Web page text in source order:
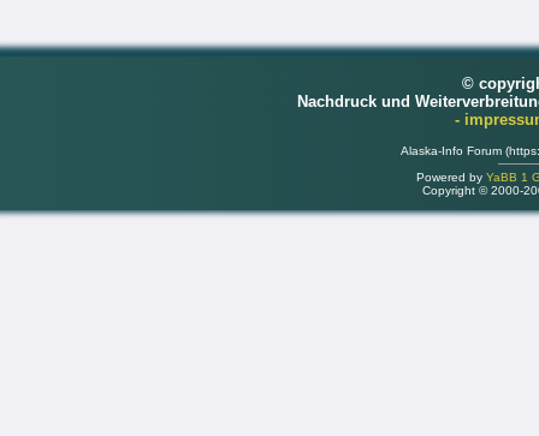
©
Nachdruck und
-
Alaska-Info Forum
Powered by YaBB 1
Copyright © 2000-